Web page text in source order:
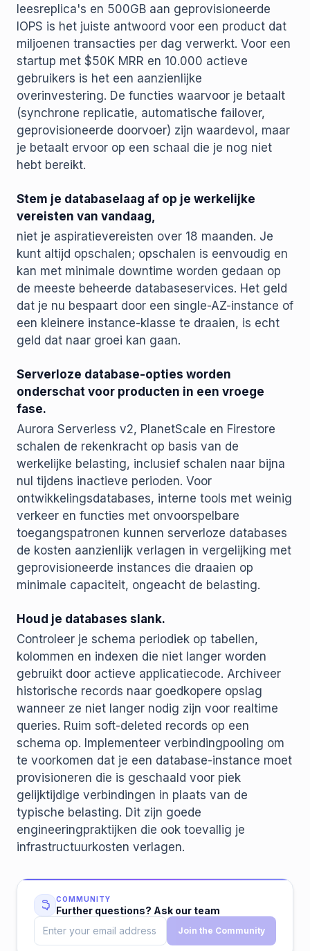
leesreplica's en 500GB aan geprovisioneerde
IOPS is het juiste antwoord voor een product dat
miljoenen transacties per dag verwerkt. Voor een
startup met $50K MRR en 10.000 actieve
gebruikers is het een aanzienlijke
overinvestering. De functies waarvoor je betaalt
(synchrone replicatie, automatische failover,
geprovisioneerde doorvoer) zijn waardevol, maar
je betaalt ervoor op een schaal die je nog niet
hebt bereikt.
Stem je databaselaag af op je werkelijke
vereisten van vandaag,
niet je aspiratievereisten over 18 maanden. Je
kunt altijd opschalen; opschalen is eenvoudig en
kan met minimale downtime worden gedaan op
de meeste beheerde databaseservices. Het geld
dat je nu bespaart door een single-AZ-instance of
een kleinere instance-klasse te draaien, is echt
geld dat naar groei kan gaan.
Serverloze database-opties worden
onderschat voor producten in een vroege
fase.
Aurora Serverless v2, PlanetScale en Firestore
schalen de rekenkracht op basis van de
werkelijke belasting, inclusief schalen naar bijna
nul tijdens inactieve perioden. Voor
ontwikkelingsdatabases, interne tools met weinig
verkeer en functies met onvoorspelbare
toegangspatronen kunnen serverloze databases
de kosten aanzienlijk verlagen in vergelijking met
geprovisioneerde instances die draaien op
minimale capaciteit, ongeacht de belasting.
Houd je databases slank.
Controleer je schema periodiek op tabellen,
kolommen en indexen die niet langer worden
gebruikt door actieve applicatiecode. Archiveer
historische records naar goedkopere opslag
wanneer ze niet langer nodig zijn voor realtime
queries. Ruim soft-deleted records op een
schema op. Implementeer verbindingpooling om
te voorkomen dat je een database-instance moet
provisioneren die is geschaald voor piek
gelijktijdige verbindingen in plaats van de
typische belasting. Dit zijn goede
engineeringpraktijken die ook toevallig je
infrastructuurkosten verlagen.
COMMUNITY
Further questions? Ask our team
Join the Community